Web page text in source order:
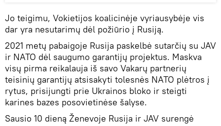
Jo teigimu, Vokietijos koalicinėje vyriausybėje vis
dar yra nesutarimų dėl požiūrio į Rusiją.
2021 metų pabaigoje Rusija paskelbė sutarčių su JAV
ir NATO dėl saugumo garantijų projektus. Maskva
visų pirma reikalauja iš savo Vakarų partnerių
teisinių garantijų atsisakyti tolesnės NATO plėtros į
rytus, prisijungti prie Ukrainos bloko ir steigti
karines bazes posovietinėse šalyse.
Sausio 10 dieną Ženevoje Rusija ir JAV surengė